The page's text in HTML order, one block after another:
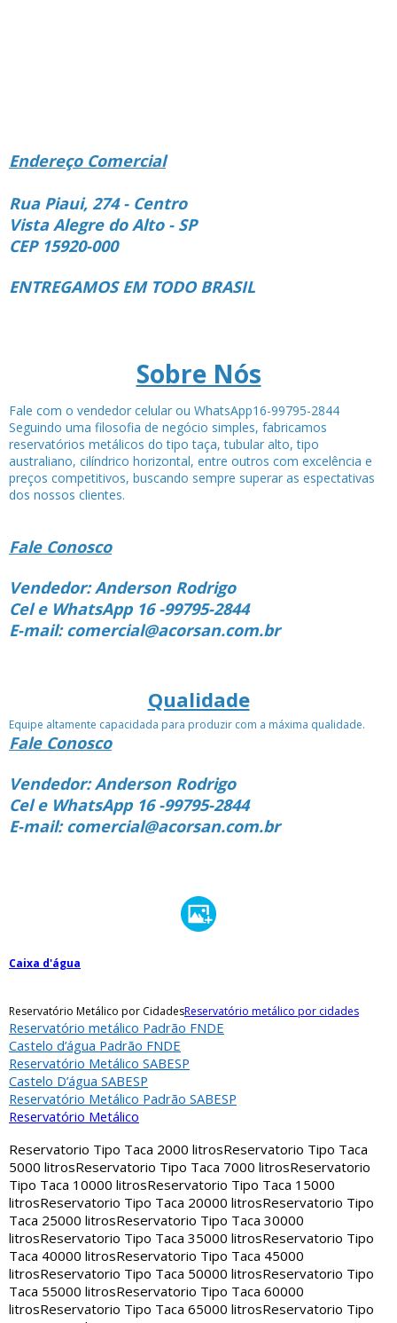
Endereço Comercial
Rua Piaui, 274 - Centro
Vista Alegre do Alto - SP
CEP 15920-000
ENTREGAMOS EM TODO BRASIL
Sobre Nós
Fale com o vendedor celular ou WhatsApp16-99795-2844
Seguindo uma filosofia de negócio simples, fabricamos
reservatórios metálicos do tipo taça, tubular alto, tipo
australiano, cilíndrico horizontal, entre outros com excelência e
preços competitivos, buscando sempre superar as espectativas
dos nossos clientes.
Fale Conosco
Vendedor: Anderson Rodrigo
Cel e WhatsApp 16 -99795-2844
E-mail: comercial@acorsan.com.br
Qualidade
Equipe altamente capacidada para produzir com a máxima qualidade.
Fale Conosco
Vendedor: Anderson Rodrigo
Cel e WhatsApp 16 -99795-2844
E-mail: comercial@acorsan.com.br
Caixa d'água
Reservatório Metálico por CidadesReservatório metálico por cidades
Reservatório metálico Padrão FNDE
Castelo d’água Padrão FNDE
Reservatório Metálico SABESP
Castelo D’água SABESP
Reservatório Metálico Padrão SABESP
Reservatório Metálico
Reservatorio Tipo Taca 2000 litrosReservatorio Tipo Taca
5000 litrosReservatorio Tipo Taca 7000 litrosReservatorio
Tipo Taca 10000 litrosReservatorio Tipo Taca 15000
litrosReservatorio Tipo Taca 20000 litrosReservatorio Tipo
Taca 25000 litrosReservatorio Tipo Taca 30000
litrosReservatorio Tipo Taca 35000 litrosReservatorio Tipo
Taca 40000 litrosReservatorio Tipo Taca 45000
litrosReservatorio Tipo Taca 50000 litrosReservatorio Tipo
Taca 55000 litrosReservatorio Tipo Taca 60000
litrosReservatorio Tipo Taca 65000 litrosReservatorio Tipo